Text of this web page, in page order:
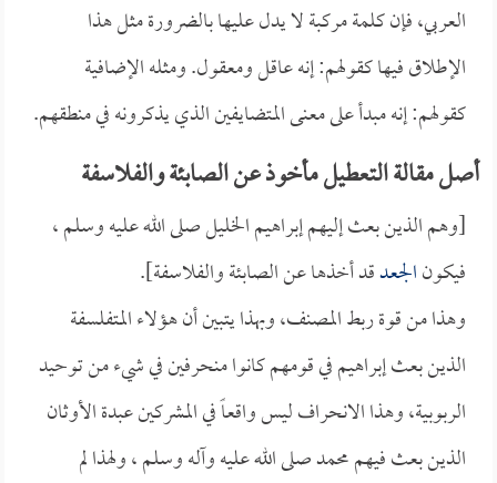
العربي، فإن كلمة مركبة لا يدل عليها بالضرورة مثل هذا
الإطلاق فيها كقولهم: إنه عاقل ومعقول. ومثله الإضافية
كقولهم: إنه مبدأ على معنى المتضايفين الذي يذكرونه في منطقهم.
أصل مقالة التعطيل مأخوذ عن الصابئة والفلاسفة
[وهم الذين بعث إليهم إبراهيم الخليل صلى الله عليه وسلم ،
فيكونالجعدقد أخذها عن الصابئة والفلاسفة].
وهذا من قوة ربط المصنف، وبهذا يتبين أن هؤلاء المتفلسفة
الذين بعث إبراهيم في قومهم كانوا منحرفين في شيء من توحيد
الربوبية، وهذا الانحراف ليس واقعاً في المشركين عبدة الأوثان
الذين بعث فيهم محمد صلى الله عليه وآله وسلم ، ولهذا لم